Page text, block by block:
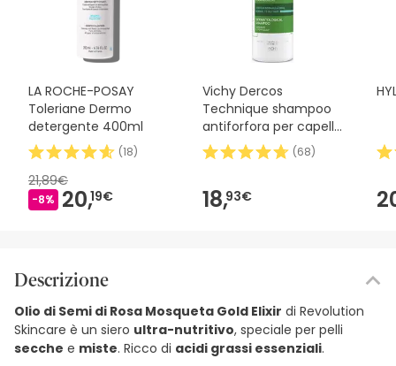
LA ROCHE-POSAY
Toleriane Dermo
detergente 400ml
(18)
21,89€
-8% 20,19€
Vichy Dercos
Technique shampoo
antiforfora per capelli
grassi 400ml
(68)
18,93€
Descrizione
Olio di Semi di Rosa Mosqueta Gold Elixir di Revolution
Skincare è un siero ultra-nutritivo, speciale per pelli
secche e miste. Ricco di acidi grassi essenziali.